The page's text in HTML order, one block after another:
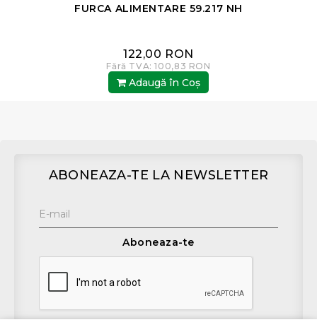
FURCA ALIMENTARE 59.217 NH
122,00 RON
Fără TVA: 100,83 RON
Adaugă în Coş
ABONEAZA-TE LA NEWSLETTER
Aboneaza-te